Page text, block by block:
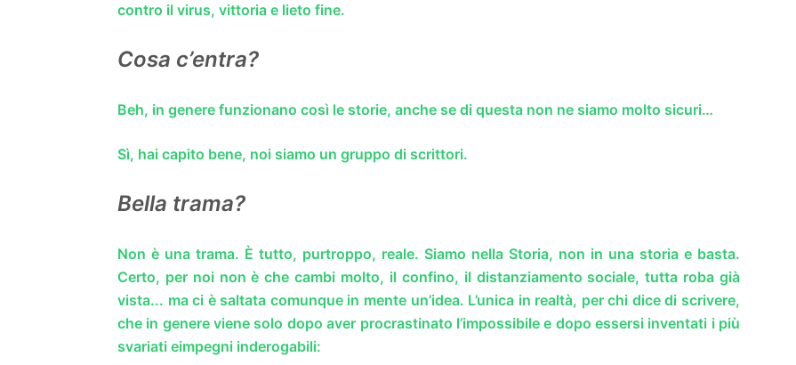
contro il virus, vittoria e lieto fine.
Cosa c’entra?
Beh, in genere funzionano così le storie, anche se di questa non ne siamo molto sicuri…
Sì, hai capito bene, noi siamo un gruppo di scrittori.
Bella trama?
Non è una trama. È tutto, purtroppo, reale. Siamo nella Storia, non in una storia e basta.
Certo, per noi non è che cambi molto, il confino, il distanziamento sociale, tutta roba già
vista... ma ci è saltata comunque in mente un’idea. L’unica in realtà, per chi dice di scrivere,
che in genere viene solo dopo aver procrastinato l’impossibile e dopo essersi inventati i più
svariati eimpegni inderogabili: